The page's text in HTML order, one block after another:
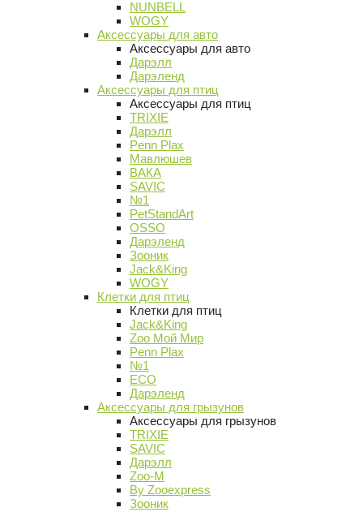
NUNBELL
WOGY
Аксессуары для авто
Аксессуары для авто
Дарэлл
Дарэленд
Аксессуары для птиц
Аксессуары для птиц
TRIXIE
Дарэлл
Penn Plax
Мавлюшев
ВАКА
SAVIC
№1
PetStandArt
OSSO
Дарэленд
Зооник
Jack&King
WOGY
Клетки для птиц
Клетки для птиц
Jack&King
Zoo Мой Мир
Penn Plax
№1
ECO
Дарэленд
Аксессуары для грызунов
Аксессуары для грызунов
TRIXIE
SAVIC
Дарэлл
Zoo-M
By Zooexpress
Зооник